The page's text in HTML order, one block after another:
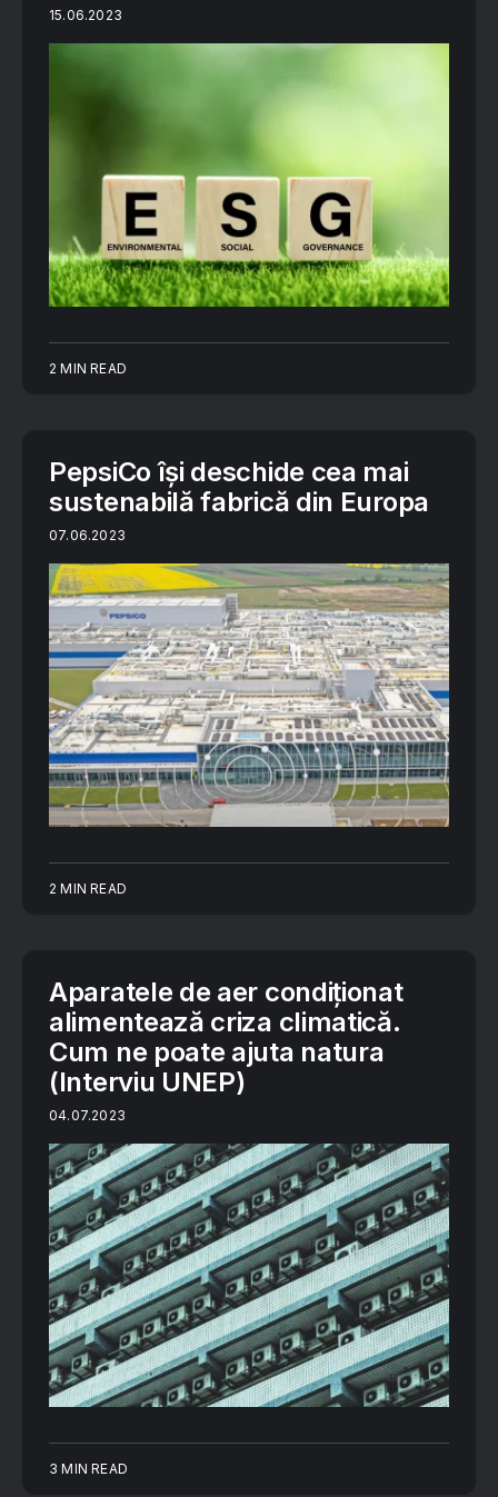
15.06.2023
2 MIN READ
PepsiCo își deschide cea mai
sustenabilă fabrică din Europa
07.06.2023
2 MIN READ
Aparatele de aer condiționat
alimentează criza climatică.
Cum ne poate ajuta natura
(Interviu UNEP)
04.07.2023
3 MIN READ